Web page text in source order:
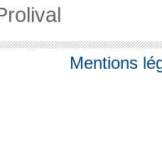
Mentions